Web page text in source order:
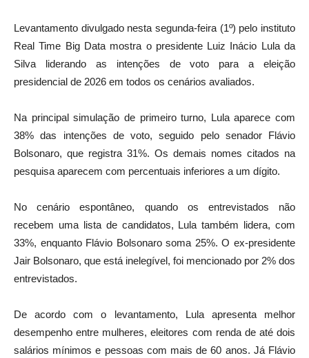
Levantamento divulgado nesta segunda-feira (1º) pelo instituto
Real Time Big Data mostra o presidente Luiz Inácio Lula da
Silva liderando as intenções de voto para a eleição
presidencial de 2026 em todos os cenários avaliados.
Na principal simulação de primeiro turno, Lula aparece com
38% das intenções de voto, seguido pelo senador Flávio
Bolsonaro, que registra 31%. Os demais nomes citados na
pesquisa aparecem com percentuais inferiores a um dígito.
No cenário espontâneo, quando os entrevistados não
recebem uma lista de candidatos, Lula também lidera, com
33%, enquanto Flávio Bolsonaro soma 25%. O ex-presidente
Jair Bolsonaro, que está inelegível, foi mencionado por 2% dos
entrevistados.
De acordo com o levantamento, Lula apresenta melhor
desempenho entre mulheres, eleitores com renda de até dois
salários mínimos e pessoas com mais de 60 anos. Já Flávio